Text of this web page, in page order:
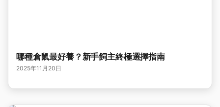
哪種倉鼠最好養？新手飼主終極選擇指南
2025年11月20日